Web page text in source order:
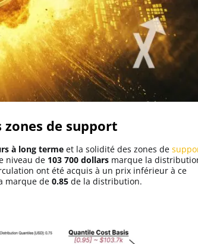
zones de support
à long terme et la solidité des zones de
niveau de 103 700 dollars marque la
ont été acquis à un prix inférieur à ce
marque de 0.85 de la distribution.